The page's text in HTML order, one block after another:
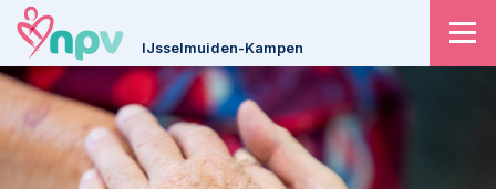
IJsselmuiden-Kampen